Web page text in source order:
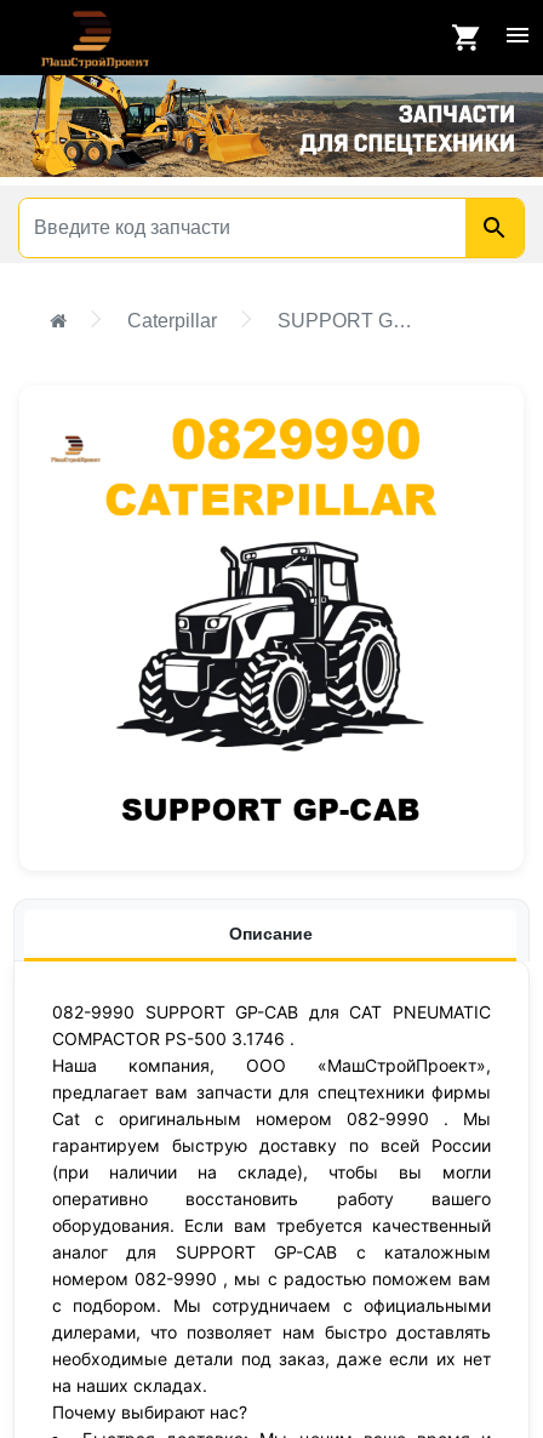
Caterpillar SUPPORT GP-CAB
Описание
082-9990 SUPPORT GP-CAB для CAT PNEUMATIC
COMPACTOR PS-500 3.1746 .
Наша компания, ООО «МашСтройПроект»,
предлагает вам запчасти для спецтехники фирмы
Cat с оригинальным номером 082-9990 . Мы
гарантируем быструю доставку по всей России
(при наличии на складе), чтобы вы могли
оперативно восстановить работу вашего
оборудования. Если вам требуется качественный
аналог для SUPPORT GP-CAB с каталожным
номером 082-9990 , мы с радостью поможем вам
с подбором. Мы сотрудничаем с официальными
дилерами, что позволяет нам быстро доставлять
необходимые детали под заказ, даже если их нет
на наших складах.
Почему выбирают нас?